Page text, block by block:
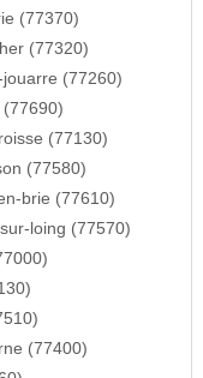
(77370)
(77320)
(77260)
(77130)
(77580)
brie (77610)
loing (77570)
(77400)